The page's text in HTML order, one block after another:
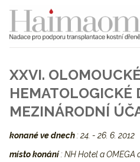
XXVI. OLOMOUCKÉ
HEMATOLOGICKÉ
MEZINÁRODNÍ
konané ve dnech : 24. - 26. 6. 2012
místo konání: NH Hotel a OMEGA